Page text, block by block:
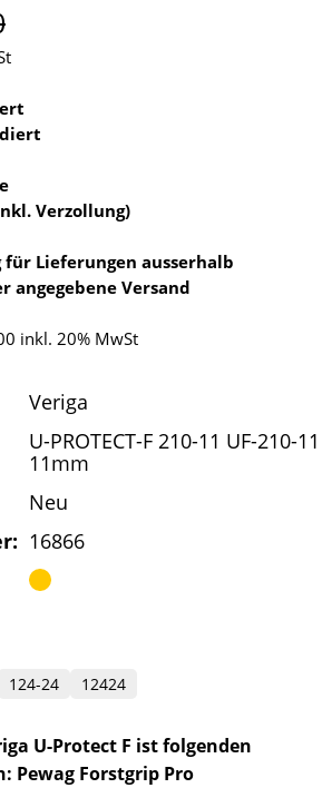
Verzollung)
für Lieferungen ausserhalb
angegebene Versand
inkl. 20% MwSt
Veriga
U-PROTECT-F 210-11 UF-210-11
11mm
Neu
16866
124-24 12424
U-Protect F ist folgenden
Pewag Forstgrip Pro